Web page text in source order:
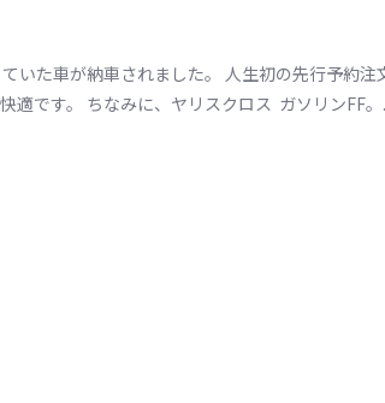
いた車が納車されました。 人生初の先行予約
適です。 ちなみに、ヤリスクロス ガソリンFF。